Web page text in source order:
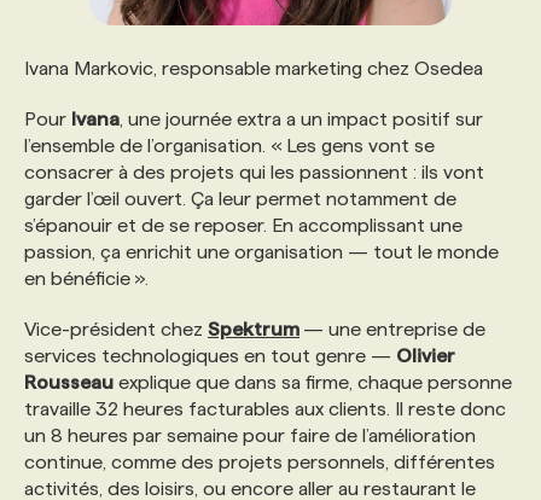
Ivana Markovic, responsable marketing chez Osedea
Pour Ivana , une journée extra a un impact positif sur
l’ensemble de l’organisation. « Les gens vont se
consacrer à des projets qui les passionnent : ils vont
garder l’œil ouvert. Ça leur permet notamment de
s’épanouir et de se reposer. En accomplissant une
passion, ça enrichit une organisation — tout le monde
en bénéficie ».
Vice-président chez Spektrum — une entreprise de
services technologiques en tout genre — Olivier
Rousseau explique que dans sa firme, chaque personne
travaille 32 heures facturables aux clients. Il reste donc
un 8 heures par semaine pour faire de l’amélioration
continue, comme des projets personnels, différentes
activités, des loisirs, ou encore aller au restaurant le